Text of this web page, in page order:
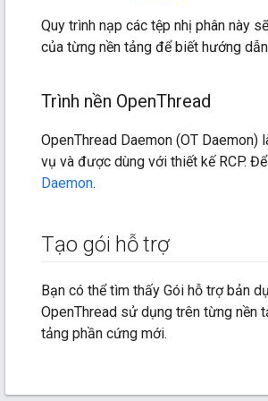
Quy trình nạp các tệp nhị phân này
của từng nền tảng để biết hướng
Trình nền OpenThread
OpenThread Daemon (OT
vụ và được dùng với thiết kế RCP.
Daemon.
Tạo gói hỗ trợ
Bạn có thể tìm thấy Gói hỗ trợ bản
OpenThread sử dụng trên từng
tảng phần cứng mới.